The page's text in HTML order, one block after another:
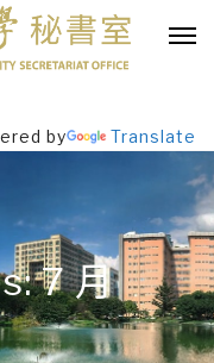
by Translate
7 月